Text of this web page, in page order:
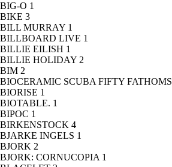
BIG-O 1
BIKE 3
BILL MURRAY 1
BILLBOARD LIVE 1
BILLIE EILISH 1
BILLIE HOLIDAY 2
BIM 2
BIOCERAMIC SCUBA FIFTY FATHOMS
BIORISE 1
BIOTABLE. 1
BIPOC 1
BIRKENSTOCK 4
BJARKE INGELS 1
BJORK 2
BJORK: CORNUCOPIA 1